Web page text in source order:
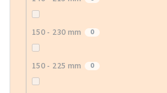
150 - 230 mm 0
150 - 225 mm 0